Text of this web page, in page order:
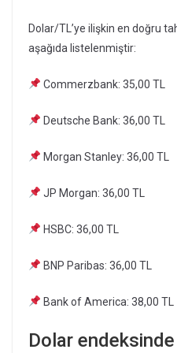
Dolar/TL’ye ilişkin en doğru
aşağıda listelenmiştir:
Commerzbank: 35,00 TL
Deutsche Bank: 36,00 TL
Morgan Stanley: 36,00 TL
JP Morgan: 36,00 TL
HSBC: 36,00 TL
BNP Paribas: 36,00 TL
Bank of America: 38,00 TL
Dolar